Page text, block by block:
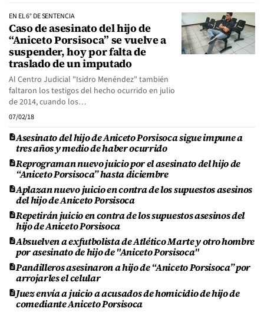
EN EL 6° DE SENTENCIA
Caso de asesinato del hijo de
“Aniceto Porsisoca” se vuelve a
suspender, hoy por falta de
traslado de un imputado
Al Centro Judicial "Isidro Menéndez" también
faltaron los testigos del hecho ocurrido en julio
de 2014, cuando los…
07/02/18
Asesinato del hijo de Aniceto Porsisoca sigue impune a
tres años y medio de haber ocurrido
Reprograman nuevo juicio por el asesinato del hijo de
“Aniceto Porsisoca” hasta diciembre
Aplazan nuevo juicio en contra de los supuestos asesinos
del hijo de Aniceto Porsisoca
Repetirán juicio en contra de los supuestos asesinos del
hijo de Aniceto Porsisoca
Absuelven a exfutbolista de Atlético Marte y otro hombre
por asesinato de hijo de "Aniceto Porsisoca"
Pandilleros asesinaron a hijo de “Aniceto Porsisoca” por
arrojarles el celular
Juez envía a juicio a acusados de homicidio de hijo de
comediante Aniceto Porsisoca